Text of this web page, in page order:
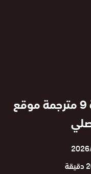
مسلسل تحت الارض الحلقة 9 مترجمة موقع